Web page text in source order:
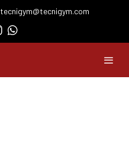
tecnigym@tecnigym.com